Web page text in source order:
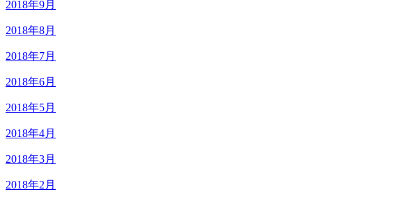
2018年9月
2018年8月
2018年7月
2018年6月
2018年5月
2018年4月
2018年3月
2018年2月